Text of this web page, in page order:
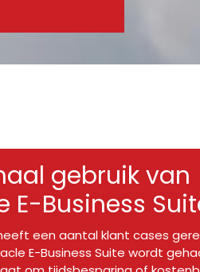
gebruik van
E-Business
een aantal klant cases
E-Business Suite wordt